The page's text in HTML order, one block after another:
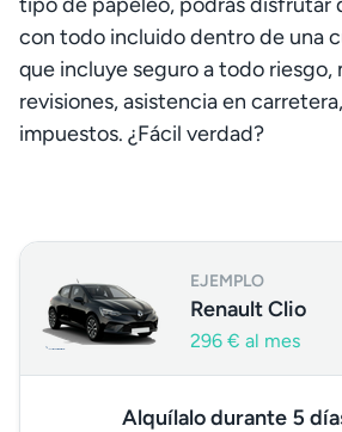
con todo incluido dentro de una
que incluye seguro a todo
revisiones, asistencia en
impuestos. ¿Fácil verdad?
EJEMPLO
Renault Clio
296 € al mes
Alquílalo durante 5